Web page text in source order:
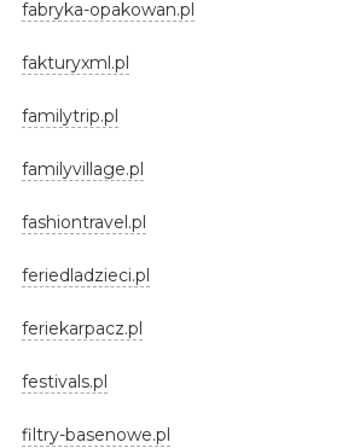
fabryka-opakowan.pl
fakturyxml.pl
familytrip.pl
familyvillage.pl
fashiontravel.pl
feriedladzieci.pl
feriekarpacz.pl
festivals.pl
filtry-basenowe.pl